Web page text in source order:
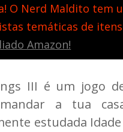
O Nerd Maldito tem
temáticas de
Amazon!
III é um jogo
a tua
estudada